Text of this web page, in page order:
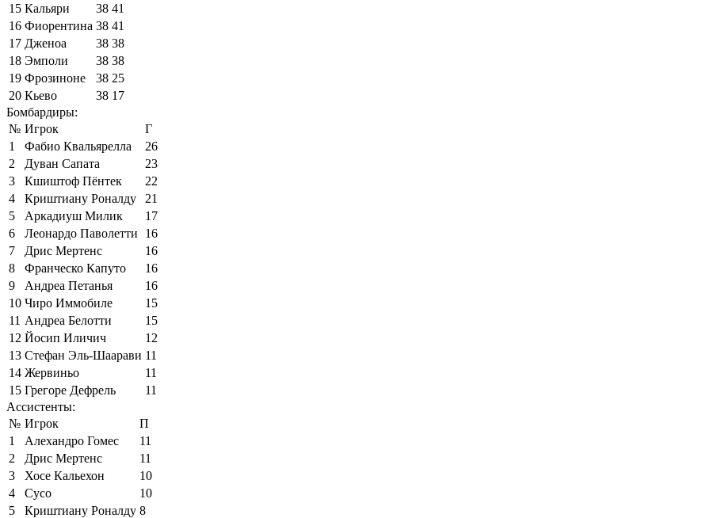
15 Кальяри 38 41
16 Фиорентина 38 41
17 Дженоа 38 38
18 Эмполи 38 38
19 Фрозиноне 38 25
20 Кьево 38 17
Бомбардиры:
№ Игрок
Г
1
Фабио Квальярелла
26
2
Дуван Сапата
23
3
Кшиштоф Пёнтек
22
4
Криштиану Роналду
21
5
Аркадиуш Милик
17
6
Леонардо Паволетти
16
7
Дрис Мертенс
16
8
Франческо Капуто
16
9
Андреа Петанья
16
10 Чиро Иммобиле
15
11 Андреа Белотти
15
12 Йосип Иличич
12
13 Стефан Эль-Шаарави 11
14 Жервиньо
11
15 Грегоре Дефрель
11
Ассистенты:
№ Игрок
П
1
Алехандро Гомес
11
2
Дрис Мертенс
11
3
Хосе Кальехон
10
4
Сусо
10
5
Криштиану Роналду 8